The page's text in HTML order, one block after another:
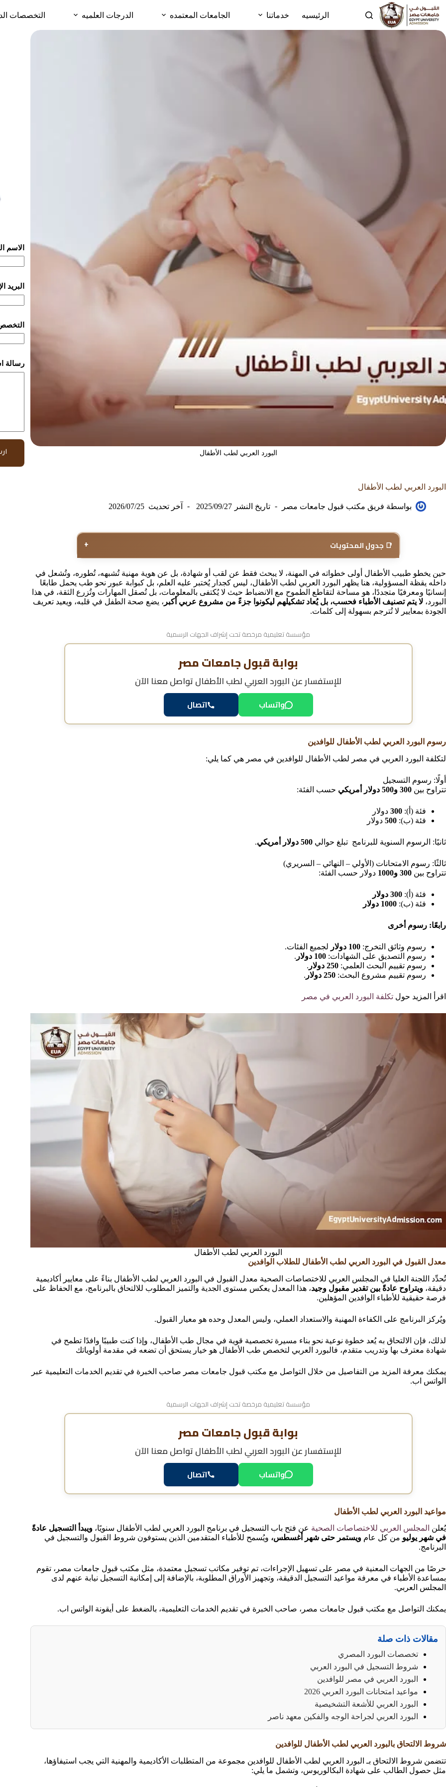
الرئيسيه خدماتنا الجامعات المعتمده الدرجات العلميه التخصصات
البورد العربي لطب الأطفال
البورد العربي لطب الأطفال
بواسطة فريق مكتب قبول جامعات مصر تاريخ النشر 2025/09/27 آخر تحديث 2026/07/25
📑 جدول المحتويات +
حين يخطو طبيب الأطفال أولى خطواته في المهنة، لا يبحث فقط عن لقب أو شهادة، بل عن هوية مهنية تُشبهه، تُطوره، وتُشعل في
داخله يقظة المسؤولية، هنا يظهر البورد العربي لطب الأطفال، ليس كجدار يُختبر عليه العلم، بل كبوابة عبور نحو طب يحمل طابعًا
إنسانيًا ومعرفيًا متجددًا، هو مساحة لتقاطع الطموح مع الانضباط حيث لا يُكتفى بالمعلومات، بل تُصقل المهارات وتُزرع الثقة، في هذا
البورد، لا يتم تصنيف الأطباء فحسب، بل يُعاد تشكيلهم ليكونوا جزءً من مشروع عربي أكبر ، يضع صحة الطفل في قلبه، ويعيد تعريف
الجودة بمعايير لا تُترجم بسهولة إلى كلمات.
مؤسسة تعليمية مرخصة تحت إشراف الجهات الرسمية
بوابة قبول جامعات مصر
للإستفسار عنالبورد العربي لطب الأطفالتواصل معنا الآن
واتساب اتصال
رسوم البورد العربي لطب الأطفال للوافدين
لتكلفة البورد العربي في مصر لطب الأطفال للوافدين في مصر هي كما يلي:
أولًا: رسوم التسجيل
تتراوح بين 300 و500 دولار أمريكي حسب الفئة:
فئة (أ): 300 دولار
فئة (ب): 500 دولار
ثانيًا: الرسوم السنوية للبرنامج تبلغ حوالي 500 دولار أمريكي .
ثالثًا: رسوم الامتحانات (الأولي – النهائي – السريري)
تتراوح بين 300 و1000 دولار حسب الفئة:
فئة (أ): 300 دولار
فئة (ب): 1000 دولار
رابعًا: رسوم أخرى
رسوم وثائق التخرج: 100 دولار
لجميع الفئات.
رسوم التصديق على الشهادات: 100 دولار
.
رسوم تقييم البحث العلمي: 250 دولار
.
رسوم تقييم مشروع البحث: 250 دولار .
اقرأ المزيد حول تكلفة البورد العربي في مصر
البورد العربي لطب الأطفال
معدل القبول في البورد العربي لطب الأطفال للطلاب الوافدين
تُحدِّد اللجنة العليا في المجلس العربي للاختصاصات الصحية معدل القبول في البورد العربي لطب الأطفال بناءً على معايير أكاديمية
دقيقة، ويتراوح عادةً بين تقدير مقبول وجيد، هذا المعدل يعكس مستوى الجدية والتميز المطلوب للالتحاق بالبرنامج، مع الحفاظ على
فرصة حقيقية للأطباء الوافدين المؤهلين.
ويُركز البرنامج على الكفاءة المهنية والاستعداد العملي، وليس المعدل وحده هو معيار القبول.
لذلك، فإن الالتحاق به يُعد خطوة نوعية نحو بناء مسيرة تخصصية قوية في مجال طب الأطفال، وإذا كنت طبيبًا وافدًا تطمح في
شهادة معترف بها وتدريب متقدم، فالبورد العربي لتخصص طب الأطفال هو خيار يستحق أن تضعه في مقدمة أولوياتك
يمكنك معرفة المزيد من التفاصيل من خلال التواصل مع مكتب قبول جامعات مصر صاحب الخبرة في تقديم الخدمات التعليمية عبر
الواتس اب.
مؤسسة تعليمية مرخصة تحت إشراف الجهات الرسمية
بوابة قبول جامعات مصر
للإستفسار عنالبورد العربي لطب الأطفالتواصل معنا الآن
واتساب اتصال
مواعيد البورد العربي لطب الأطفال
يُعلن المجلس العربي للاختصاصات الصحية عن فتح باب التسجيل في برنامج البورد العربي لطب الأطفال سنويًا، ويبدأ التسجيل عادةً
في شهر يوليو من كل عام ويستمر حتى شهر أغسطس، ويُسمح للأطباء المتقدمين الذين يستوفون شروط القبول والتسجيل في
البرنامج.
حرصًا من الجهات المعنية في مصر على تسهيل الإجراءات، تم توفير مكاتب تسجيل معتمدة، مثل مكتب قبول جامعات مصر، تقوم
بمساعدة الأطباء في معرفة مواعيد التسجيل الدقيقة، وتجهيز الأوراق المطلوبة، بالإضافة إلى إمكانية التسجيل نيابة عنهم لدى
المجلس العربي.
يمكنك التواصل مع مكتب قبول جامعات مصر، صاحب الخبرة في تقديم الخدمات التعليمية، بالضغط على أيقونة الواتس اب.
مقالات ذات صلة
تخصصات البورد المصري
شروط التسجيل في البورد العربي
البورد العربي في مصر للوافدين
مواعيد امتحانات البورد العربي 2026
البورد العربي للأشعة التشخيصية
البورد العربي لجراحة الوجه والفكين معهد ناصر
شروط الالتحاق بالبورد العربي لطب الأطفال للوافدين
تتضمن شروط الالتحاق بـ البورد العربي لطب الأطفال للوافدين مجموعة من المتطلبات الأكاديمية والمهنية التي يجب استيفاؤها،
مثل حصول الطالب على شهادة البكالوريوس، وتشمل ما يلي:
الاسم
البريد
رسالة